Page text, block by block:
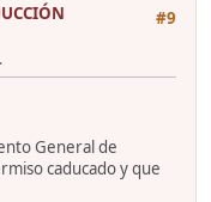
#9
General de
caducado y que